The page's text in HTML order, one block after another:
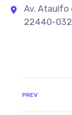
Av. Ataulfo
22440-032
PREV